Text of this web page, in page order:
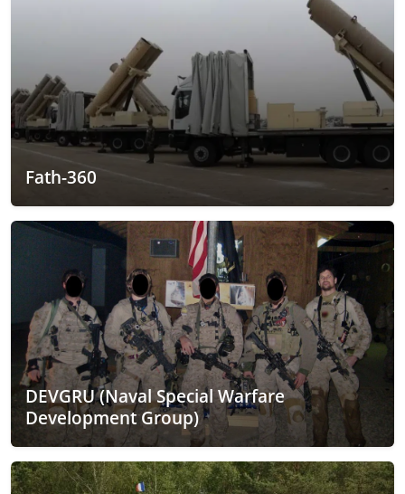
Fath-360
DEVGRU (Naval Special Warfare
Development Group)